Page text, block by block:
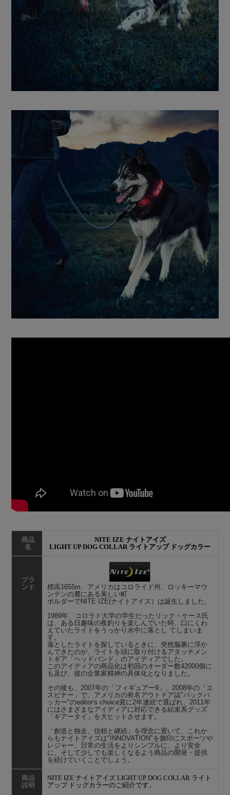
商品
名
NITE IZE ナイトアイズ
LIGHT UP DOG COLLAR ライトアップ ドッグカラー
ブラ
ンド
標高1655m、アメリカはコロライド州、ロッキーマウ
ンテンの麓にある美しい町
ボルダーでNITE IZE(ナイトアイズ）は誕生しました。
1989年、コロラド大学の学生だったリック・ケース氏
は、ある日趣味の夜釣りを楽しんでいた時、口にくわ
えていたライトをうっかり水中に落とし てしまいま
す。
落としたライトを探しているときに、突然脳裏に浮か
んできたのが、ライトを頭に取り付けるアタッチメン
トギア「ヘッドバンド」のアイディアでした。
このアイディアの商品化は初回のオーダー数42000個に
も及び、彼の企業家精神の具体化となりました。
その後も、2007年の「フィギュアー9」、2008年の「エ
スビナー」で、アメリカの有名アウトドア誌"バックパ
ッカー"のeditor's choice賞に2年連続で選ばれ、2011年
にはさまざまなアイディアに対応できる結束系グッズ
「ギアータイ」を大ヒットさせます。
「創造と独走、信頼と継続」を理念に置いて、これか
らもナイトアイズは"INNOVATION"を旗印にスポーツや
レジャー、日常の生活をよりシンプルに、より安全
に、そして少しでも楽しくなるよう商品の開発・提供
を続けていくことでしょう。
商品
説明
NITE IZE ナイトアイズ LIGHT UP DOG COLLAR ライト
アップ ドッグカラーのご紹介です。